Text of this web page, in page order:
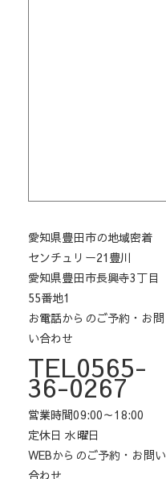
愛知県豊田市の地域密着
センチュリー21豊川
愛知県豊田市長興寺3丁目
55番地1
お電話からのご予約・お問
い合わせ
TEL0565-
36-0267
営業時間09:00～18:00
定休日 水曜日
WEBからのご予約・お問い
合わせ